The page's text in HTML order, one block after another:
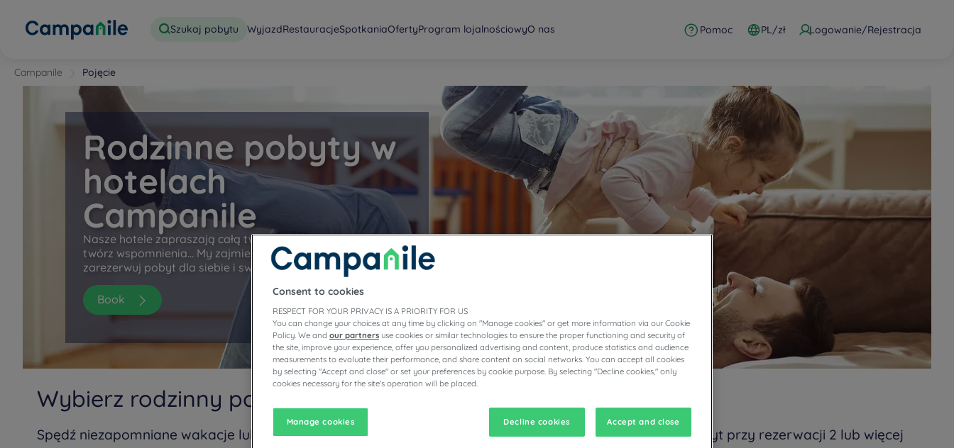
Szukaj pobytu WyjazdRestauracjeSpotkaniaOfertyProgram lojalnościowyO nas Pomoc PL/zł Logowanie/Rejestracja
Campanile Pojęcie
Rodzinne pobyty w
hotelach
Campanile
Nasze hotele zapraszają całą twoją rodzinę. Baw się, śmiej,
twórz wspomnienia… My zajmiemy się resztą! Czym prędzej
zarezerwuj pobyt dla siebie i swojego małego klanu
Book
Wybierz rodzinny pobyt pełen niezapomnianych chwil!
Spędź niezapomniane wakacje lub weekendy z dziećmi w naszych hotelach Campanile: 25% zniżki na pobyt przy rezerwacji 2 lub więcej
Consent to cookies
RESPECT FOR YOUR PRIVACY IS A PRIORITY FOR US
You can change your choices at any time by clicking on "Manage cookies" or get more information via our Cookie
Policy. We and our partners use cookies or similar technologies to ensure the proper functioning and security of
the site, improve your experience, offer you personalized advertising and content, produce statistics and audience
measurements to evaluate their performance, and share content on social networks. You can accept all cookies
by selecting "Accept and close" or set your preferences by cookie purpose. By selecting "Decline cookies," only
cookies necessary for the site's operation will be placed.
Manage cookies Decline cookies Accept and close